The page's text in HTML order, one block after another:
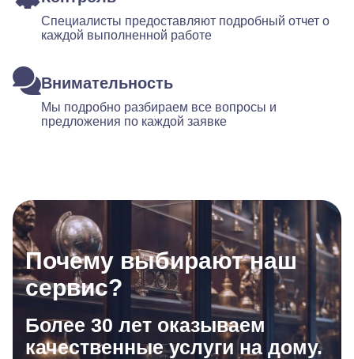
Специалисты предоставляют подробный отчет о
каждой выполненной работе
Внимательность
Мы подробно разбираем все вопросы и
предложения по каждой заявке
Почему выбирают наш
сервис?
Более 30 лет оказываем
качественные услуги на дому.